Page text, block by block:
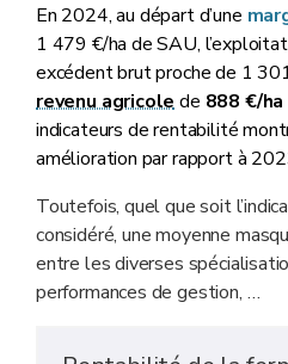
En 2024, au départ d’une
1 479 €/ha de SAU,
excédent brut proche de 1
revenu agricolede 888 €/ha
indicateurs de rentabilité
amélioration par rapport à
Toutefois, quel que soit
considéré, une moyenne
entre les diverses
performances de gestion, …